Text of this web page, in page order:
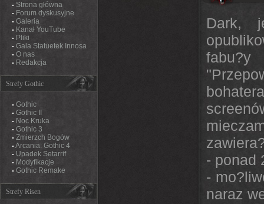
Strona główna
Forum dyskusyjne
Galeria
Kanał YouTube
Pliki
Gala Statuetek Innosa
O nas
Redakcja
Strefy Gothic
Gothic
Gothic II
Noc Kruka
Gothic 3
Zmierzch Bogów
Arcania: Gothic 4
Upadek Setarrif
Modyfikacje
Gothic Remake
Strefy Risen
Dark,
- ponad
-
naraz